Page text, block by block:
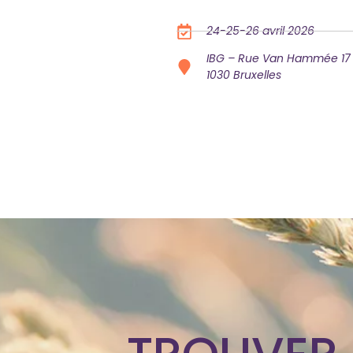
24-25-26 avril 2026
IBG – Rue Van Hammée
1030 Bruxelles